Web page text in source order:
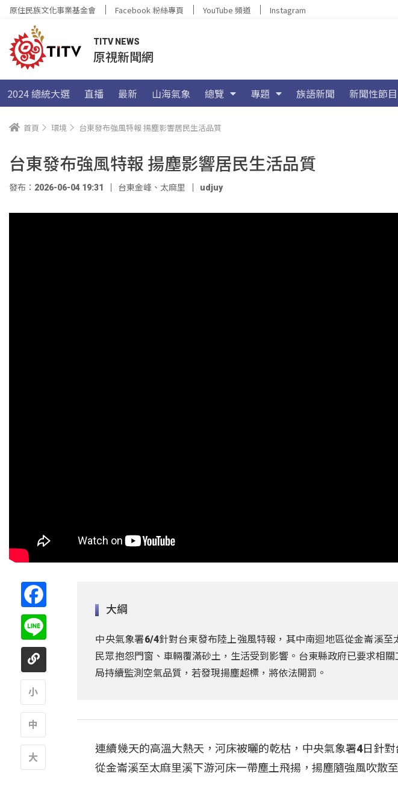
原住民族文化事業基金會 Facebook 粉絲專頁 YouTube 頻道 Instagram
TITV NEWS
原視新聞網
2024 總統大選 直播 最新 山海氣象 總覽 專題 族語新聞 新聞性節目
首頁 環境 台東發布強風特報 揚塵影響居民生活品質
台東發布強風特報 揚塵影響居民生活品質
發布：2026-06-04 19:31 台東金峰、太麻里 udjuy
大綱
中央氣象署6/4針對台東發布陸上強風特報，其中南迴地區從金崙溪
民眾抱怨門窗、車輛覆滿砂土，生活受到影響。台東縣政府已要求相
局持續監測空氣品質，若發現揚塵超標，將依法開罰。
連續幾天的高溫大熱天，河床被曬的乾枯，中央氣象署4日針
從金崙溪至太麻里溪下游河床一帶塵土飛揚，揚塵隨強風吹散